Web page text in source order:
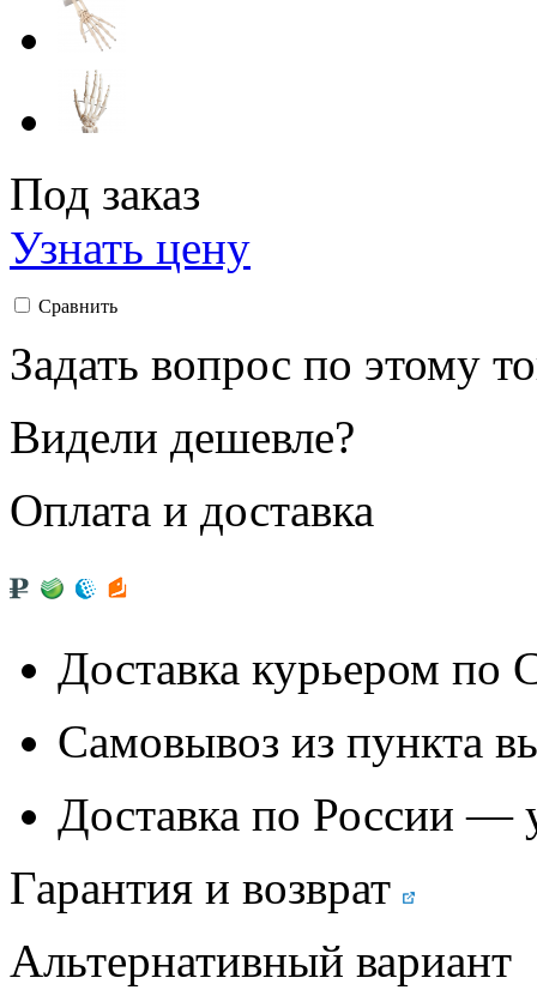
Под заказ
Узнать цену
Сравнить
Задать вопрос по этому
Видели дешевле?
Оплата и доставка
Доставка курьером
Самовывоз из пункта
Доставка по России —
Гарантия и возврат
Альтернативный вариант